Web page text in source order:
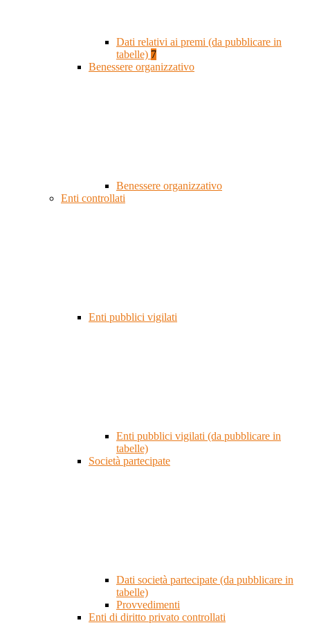
Dati relativi ai premi (da pubblicare in
tabelle) 7
Benessere organizzativo
Benessere organizzativo
Enti controllati
Enti pubblici vigilati
Enti pubblici vigilati (da pubblicare in
tabelle)
Società partecipate
Dati società partecipate (da pubblicare in
tabelle)
Provvedimenti
Enti di diritto privato controllati